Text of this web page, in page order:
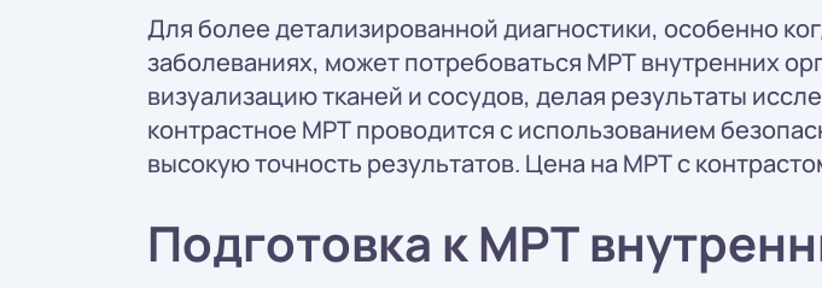
Для более детализированной диагностики, особенно
заболеваниях, может потребоваться МРТ внутренних
визуализацию тканей и сосудов, делая результаты
контрастное МРТ проводится с использованием
высокую точность результатов. Цена на МРТ с
Подготовка к МРТ